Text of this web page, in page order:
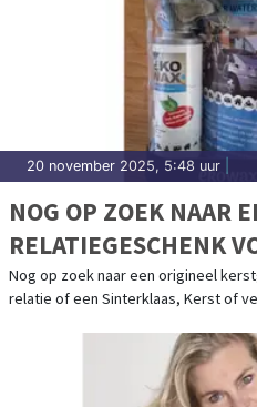
20 november 2025, 5:48 uur
NOG OP ZOEK NAAR
RELATIEGESCHENK
FEESTDAGEN?
Nog op zoek naar een origineel
relatie of een Sinterklaas, Kerst of